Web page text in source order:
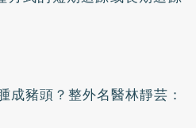
成豬頭？整外名醫林靜芸：